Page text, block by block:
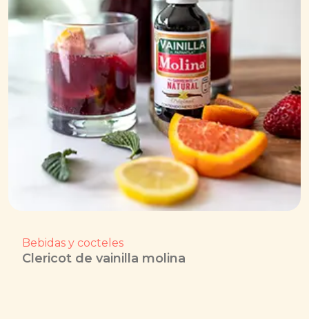
Bebidas y cocteles
Clericot de vainilla molina